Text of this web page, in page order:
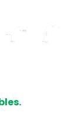
jour bambou